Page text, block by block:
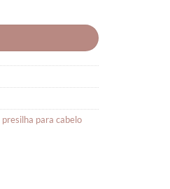
presilha para cabelo